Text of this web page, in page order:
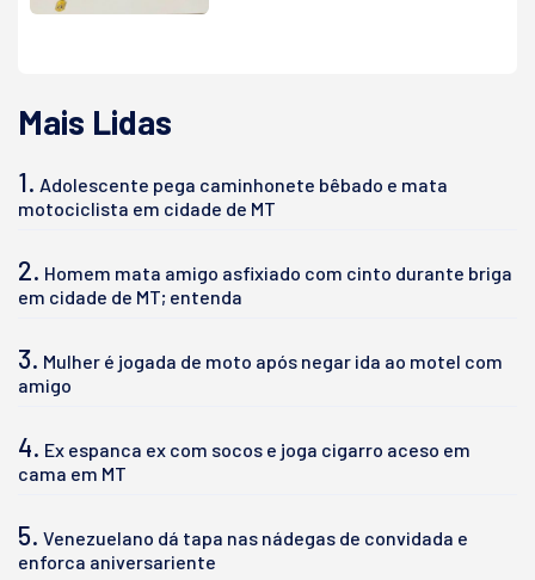
Mais Lidas
1. Adolescente pega caminhonete bêbado e mata
motociclista em cidade de MT
2. Homem mata amigo asfixiado com cinto durante briga
em cidade de MT; entenda
3. Mulher é jogada de moto após negar ida ao motel com
amigo
4. Ex espanca ex com socos e joga cigarro aceso em
cama em MT
5. Venezuelano dá tapa nas nádegas de convidada e
enforca aniversariente